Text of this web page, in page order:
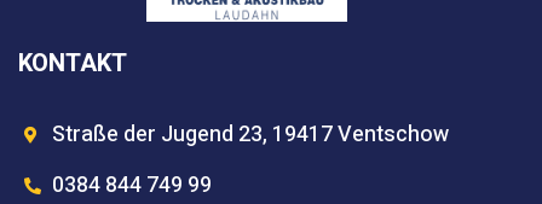
KONTAKT
Straße der Jugend 23, 19417 Ventschow
0384 844 749 99